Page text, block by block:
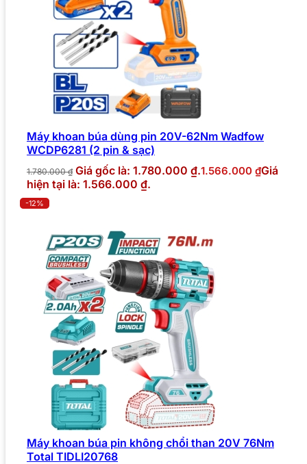
Máy khoan búa dùng pin 20V-62Nm Wadfow
WCDP6281 (2 pin & sạc)
1.780.000₫ Giá gốc là: 1.780.000 ₫.1.566.000 ₫Giá
hiện tại là: 1.566.000 ₫.
-12%
Máy khoan búa pin không chổi than 20V 76Nm
Total TIDLI20768